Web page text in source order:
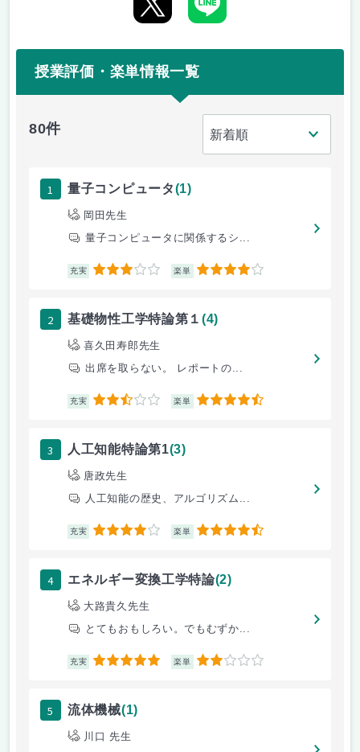
授業評価・楽単情報一覧
80件
1 量子コンピュータ(1)
岡田先生
量子コンピュータに関係するシ...
充実 3 楽単 4
2 基礎物性工学特論第１ (4)
喜久田寿郎先生
出席を取らない。 レポートの...
充実 2.5 楽単 4.5
3 人工知能特論第1(3)
唐政先生
人工知能の歴史、アルゴリズム...
充実 4 楽単 4.5
4 エネルギー変換工学特論(2)
大路貴久先生
とてもおもしろい。でもむずか...
充実 5 楽単 2
5 流体機械(1)
川口 先生